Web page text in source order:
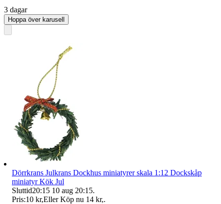
3 dagar
Hoppa över karusell
Dörrkrans Julkrans Dockhus miniatyrer skala 1:12 Dockskåp
miniatyr Kök Jul
Sluttid20:15 10 aug 20:15.
Pris:10 kr,Eller Köp nu 14 kr,.